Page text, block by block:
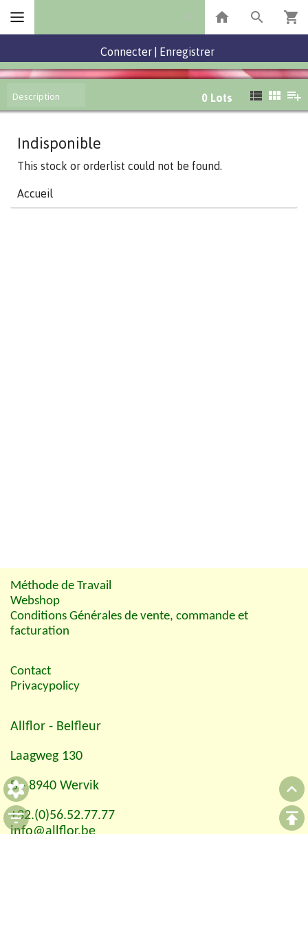
Connecter Enregistrer
Description 0 Lots
Indisponible
This stock or orderlist could not be found.
Accueil
Méthode de Travail
Webshop
Conditions Générales de vente, commande et
facturation
Contact
Privacypolicy
Allflor - Belfleur
Laagweg 130
B - 8940 Wervik
+32.(0)56.52.77.77
info@allflor.be